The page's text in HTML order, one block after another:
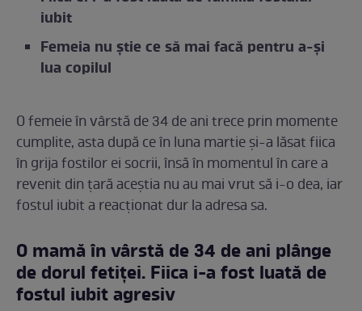
iubit
Femeia nu știe ce să mai facă pentru a-și
lua copilul
O femeie în vârstă de 34 de ani trece prin momente
cumplite, asta după ce în luna martie și-a lăsat fiica
în grija fostilor ei socrii, însă în momentul în care a
revenit din țară aceștia nu au mai vrut să i-o dea, iar
fostul iubit a reacționat dur la adresa sa.
O mamă în vârstă de 34 de ani plânge
de dorul fetiței. Fiica i-a fost luată de
fostul iubit agresiv